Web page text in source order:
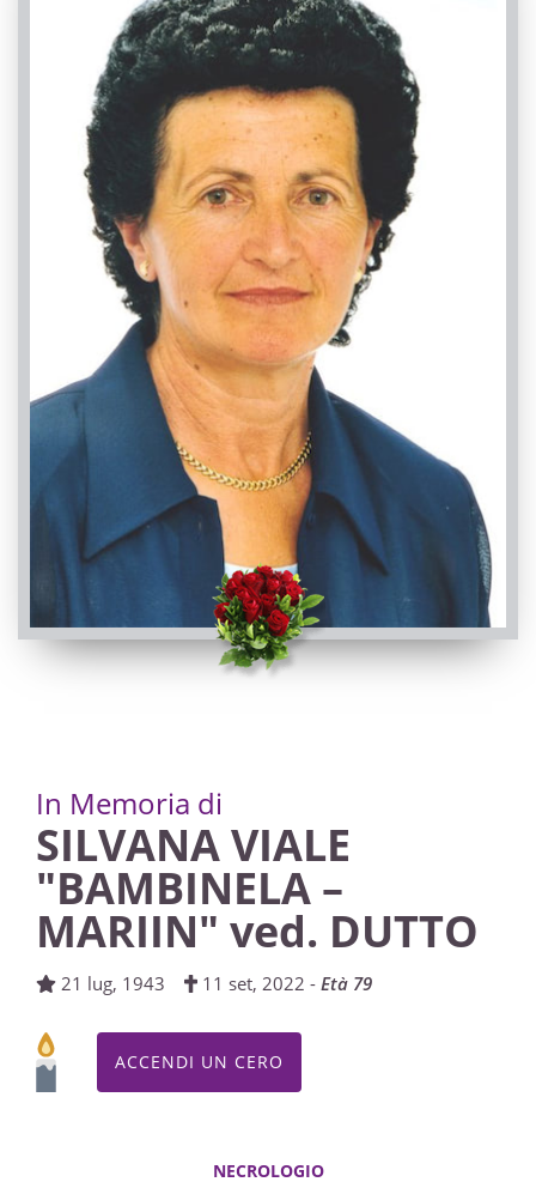
In Memoria di
SILVANA VIALE
"BAMBINELA –
MARIIN" ved. DUTTO
21 lug, 1943 11 set, 2022 -Età 79
ACCENDI UN CERO
PASSATE:
Visibile a tutti gli utenti
INVIA CONDOGLIANZE